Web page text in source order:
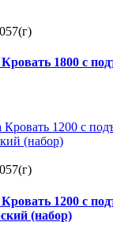
1800 с
1200 с
(набор)